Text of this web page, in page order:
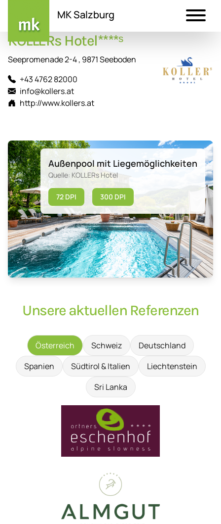
Inhalt
MK Salzburg
KOLLERs Hotel****ˢ
Seepromenade 2-4 , 9871 Seeboden
+43 4762 82000
info@kollers.at
http://www.kollers.at
Außenpool mit Liegemöglichkeiten
Quelle: KOLLERs Hotel
72 DPI 300 DPI
Unsere aktuellen Referenzen
Österreich Schweiz
Deutschland
Spanien
Südtirol & Italien
Liechtenstein
Sri Lanka